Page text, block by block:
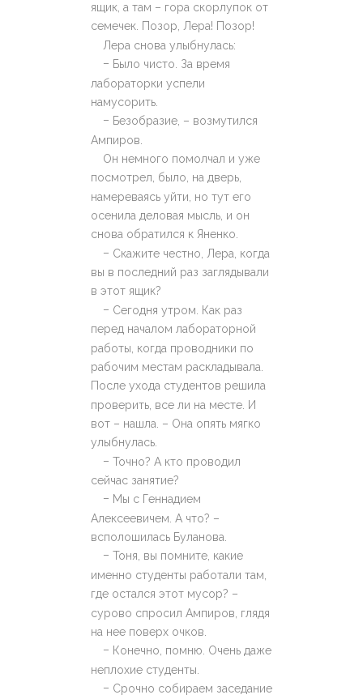
ящик, а там – гора скорлупок от
семечек. Позор, Лера! Позор!
Лера снова улыбнулась:
– Было чисто. За время
лабораторки успели
намусорить.
– Безобразие, – возмутился
Ампиров.
Он немного помолчал и уже
посмотрел, было, на дверь,
намереваясь уйти, но тут его
осенила деловая мысль, и он
снова обратился к Яненко.
– Скажите честно, Лера, когда
вы в последний раз заглядывали
в этот ящик?
– Сегодня утром. Как раз
перед началом лабораторной
работы, когда проводники по
рабочим местам раскладывала.
После ухода студентов решила
проверить, все ли на месте. И
вот – нашла. – Она опять мягко
улыбнулась.
– Точно? А кто проводил
сейчас занятие?
– Мы с Геннадием
Алексеевичем. А что? –
всполошилась Буланова.
–
Тоня, вы помните, какие
именно студенты работали там,
где остался этот мусор? –
сурово спросил Ампиров, глядя
на нее поверх очков.
– Конечно, помню. Очень даже
неплохие студенты.
– Срочно собираем заседание